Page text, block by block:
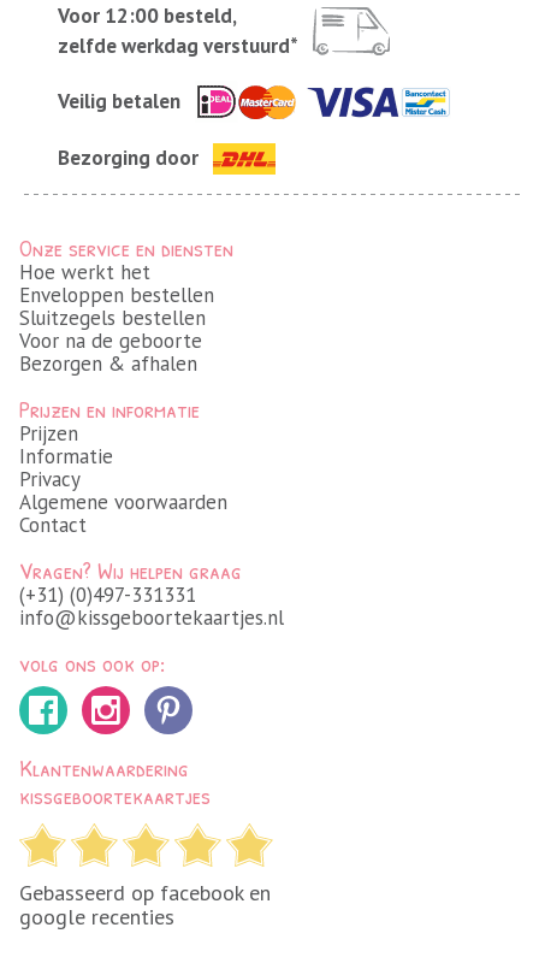
Voor 12:00 besteld,
zelfde werkdag verstuurd*
Veilig betalen
Bezorging door
Onze service en diensten
Hoe werkt het
Enveloppen bestellen
Sluitzegels bestellen
Voor na de geboorte
Bezorgen & afhalen
Prijzen en informatie
Prijzen
Informatie
Privacy
Algemene voorwaarden
Contact
Vragen? Wij helpen graag
(+31) (0)497-331331
info@kissgeboortekaartjes.nl
volg ons ook op:
Klantenwaardering
kissgeboortekaartjes
Gebasseerd op facebook en
google recenties